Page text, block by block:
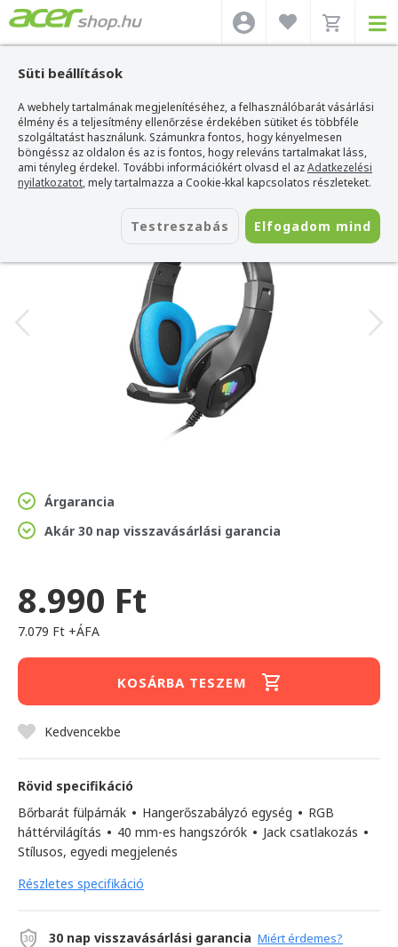
Süti beállítások
A webhely tartalmának megjelenítéséhez, a felhasználóbarát vásárlási
élmény és a teljesítmény ellenőrzése érdekében sütiket és többféle
szolgáltatást használunk. Számunkra fontos, hogy kényelmesen
böngéssz az oldalon és az is fontos, hogy releváns tartalmakat láss,
ami tényleg érdekel. További információkért olvasd el azAdatkezelési
nyilatkozatot, mely tartalmazza a Cookie-kkal kapcsolatos részleteket.
Testreszabás Elfogadom mind
Acer webshop>Kiegészítők>Headset>Fury Headset >Fury Phantom
Gamer Headset
Fury Phantom Gamer Headset
Azonosító:NFU-1679
Árgarancia
Akár 30 nap visszavásárlási garancia
8.990 Ft
7.079 Ft +ÁFA
KOSÁRBA TESZEM
Kedvencekbe
Rövid specifikáció
Bőrbarát fülpárnák • Hangerőszabályzó egység • RGB
háttérvilágítás • 40 mm-es hangszórók • Jack csatlakozás •
Stílusos, egyedi megjelenés
Részletes specifikáció
30 nap visszavásárlási garancia Miért érdemes?